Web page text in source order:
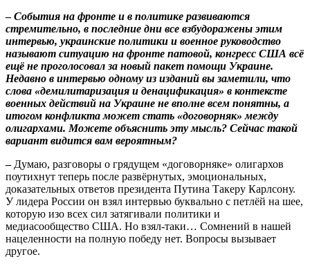
–События на фронте и в политике развиваются
стремительно, в последние дни все взбудоражены этим
интервью, украинские политики и военное руководство
называют ситуацию на фронте патовой, конгресс США всё
ещё не проголосовал за новый пакет помощи Украине.
Недавно в интервью одному из изданий вы заметили, что
слова «демилитаризация и денацификация» в контексте
военных действий на Украине не вполне всем понятны, а
итогом конфликта может стать «договорняк» между
олигархами. Можете объяснить эту мысль? Сейчас такой
вариант видится вам вероятным?
–Думаю, разговоры о грядущем «договорняке» олигархов
поутихнут теперь после развёрнутых, эмоциональных,
доказательных ответов президента Путина Такеру Карлсону.
У лидера России он взял интервью буквально с петлёй на шее,
которую изо всех сил затягивали политики и
медиасообщество США. Но взял-таки… Сомнений в нашей
нацеленности на полную победу нет. Вопросы вызывает
другое.